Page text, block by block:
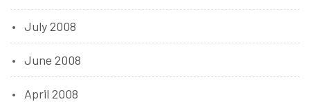
July 2008
June 2008
April 2008